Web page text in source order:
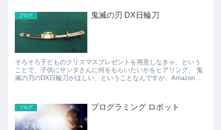
ブログ 鬼滅の刃 DX日輪刀
そろそろ子どものクリスマスプレゼントを用意しなきゃ、という
ことで、子供にサンタさんに何をもらいたいかをヒアリング。 鬼
滅の刃のDX日輪刀がほしい、ということなんですが、Amazonで
ブログ プログラミング ロボット